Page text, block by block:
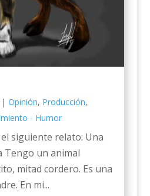
| Opinión, Producción,
- Humor
siguiente relato: Una
Tengo un animal
mitad cordero. Es una
En mi...